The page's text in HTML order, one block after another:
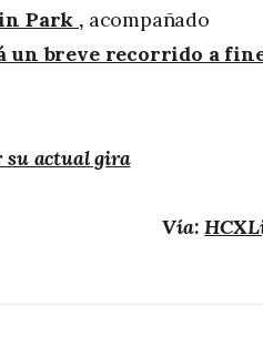
Park , acompañado
un breve recorrido a
su actual gira
Vía: